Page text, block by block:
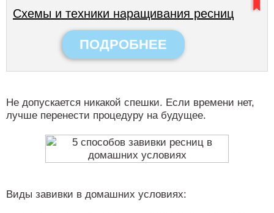
Схемы и техники наращивания ресниц
ПОДРОБНЕЕ
Не допускается никакой спешки. Если времени нет,
лучше перенести процедуру на будущее.
Виды завивки в домашних условиях: